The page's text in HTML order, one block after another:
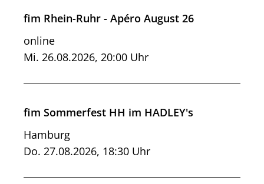
fim Rhein-Ruhr - Apéro August 26
online
Mi. 26.08.2026, 20:00 Uhr
fim Sommerfest HH im HADLEY's
Hamburg
Do. 27.08.2026, 18:30 Uhr